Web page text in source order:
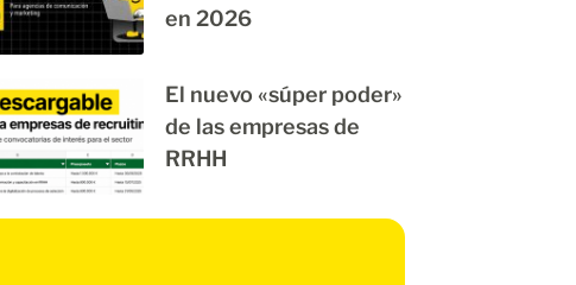
en 2026
El nuevo «súper poder»
de las empresas de
RRHH